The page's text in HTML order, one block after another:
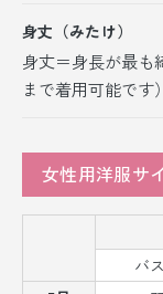
身丈（みたけ）
身丈＝身長が最も
まで着用可能です）
女性用洋服サ
バ